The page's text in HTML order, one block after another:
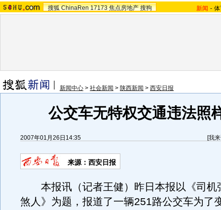
搜狐 ChinaRen 17173 焦点房地产 搜狗 新闻 -
新闻中心 > 社会新闻 > 陕西新闻 > 西安日报
公交车无特权交通违法照
2007年01月26日14:35 [我
来源：西安日报
本报讯（记者王健）昨日本报以《司机
煞人》为题，报道了一辆251路公交车为了